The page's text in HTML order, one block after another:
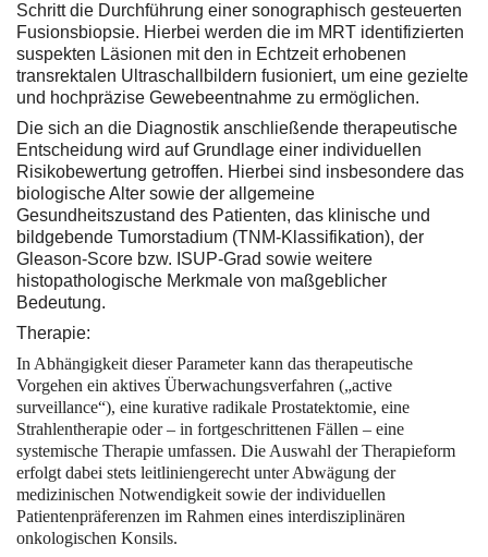
Schritt die Durchführung einer sonographisch gesteuerten
Fusionsbiopsie. Hierbei werden die im MRT identifizierten
suspekten Läsionen mit den in Echtzeit erhobenen
transrektalen Ultraschallbildern fusioniert, um eine gezielte
und hochpräzise Gewebeentnahme zu ermöglichen.
Die sich an die Diagnostik anschließende therapeutische
Entscheidung wird auf Grundlage einer individuellen
Risikobewertung getroffen. Hierbei sind insbesondere das
biologische Alter sowie der allgemeine
Gesundheitszustand des Patienten, das klinische und
bildgebende Tumorstadium (TNM-Klassifikation), der
Gleason-Score bzw. ISUP-Grad sowie weitere
histopathologische Merkmale von maßgeblicher
Bedeutung.
Therapie:
In Abhängigkeit dieser Parameter kann das therapeutische
Vorgehen ein aktives Überwachungsverfahren („active
surveillance“), eine kurative radikale Prostatektomie, eine
Strahlentherapie oder – in fortgeschrittenen Fällen – eine
systemische Therapie umfassen. Die Auswahl der Therapieform
erfolgt dabei stets leitliniengerecht unter Abwägung der
medizinischen Notwendigkeit sowie der individuellen
Patientenpräferenzen im Rahmen eines interdisziplinären
onkologischen Konsils.